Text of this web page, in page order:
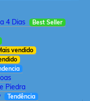
4 Dias Best Seller
vendido
Piedra
Tendência